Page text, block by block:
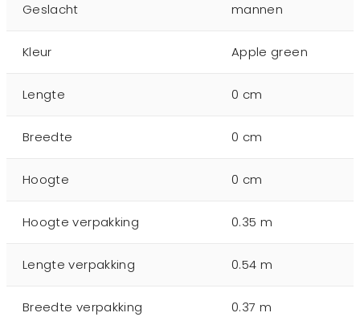
Geslacht mannen
Kleur Apple green
Lengte 0 cm
Breedte 0 cm
Hoogte 0 cm
Hoogte verpakking 0.35 m
Lengte verpakking 0.54 m
Breedte verpakking 0.37 m